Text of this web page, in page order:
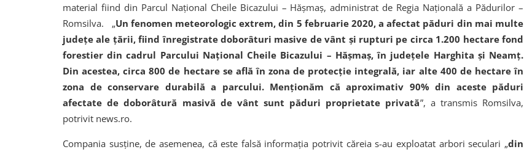
material fiind din Parcul Naţional Cheile Bicazului – Hăşmaş, administrat de Regia Naţională a Pădurilor –
Romsilva. „Un fenomen meteorologic extrem, din 5 februarie 2020, a afectat păduri din mai multe
judeţe ale ţării, fiind înregistrate doborâturi masive de vânt şi rupturi pe circa 1.200 hectare fond
forestier din cadrul Parcului Naţional Cheile Bicazului – Hăşmaş, în judeţele Harghita şi Neamţ.
Din acestea, circa 800 de hectare se află în zona de protecţie integrală, iar alte 400 de hectare în
zona de conservare durabilă a parcului. Menţionăm că aproximativ 90% din aceste păduri
afectate de doborâtură masivă de vânt sunt păduri proprietate privată”, a transmis Romsilva,
potrivit news.ro.
Compania susţine, de asemenea, că este falsă informaţia potrivit căreia s-au exploatat arbori seculari „din